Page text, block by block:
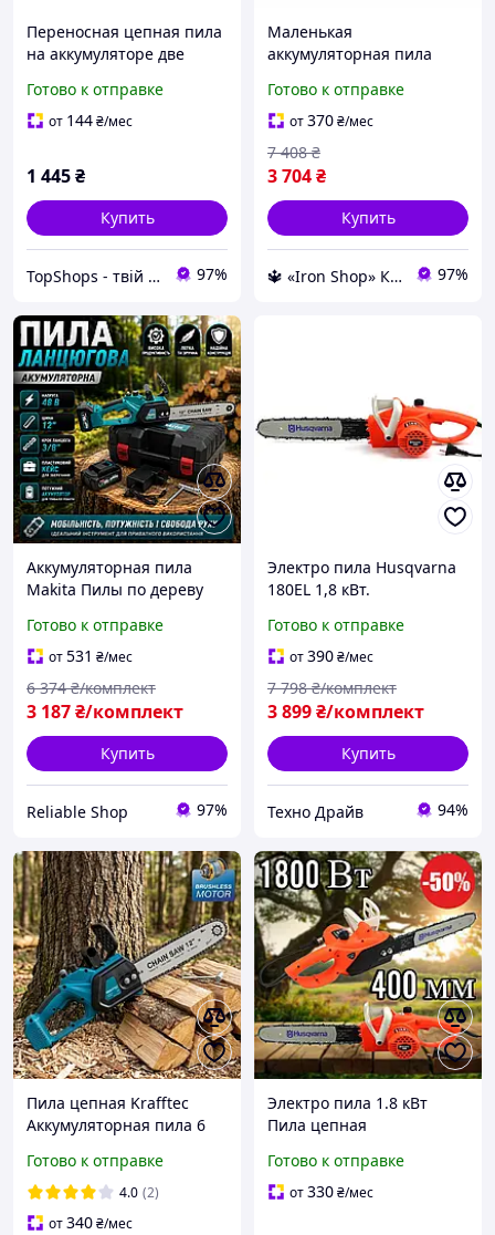
Переносная цепная пила
на аккумуляторе две
Электропилы для дома,
Электро пила на
Готово к отправке
от 144₴/мес
1 445₴
Купить
TopShops - твій інтернет магазин 97%
Маленькая
аккумуляторная пила
для домашнего
использования сада
Електропила пила-16
Готово к отправке
от370₴/мес
3 704₴
7 408 ₴
Купить
🔱 «Iron Shop» Компетентность! Качество товара! Быстрая отправка! ✅ 97%
Аккумуляторная пила
Makita Пилы по дереву
5 Ah Электрическая
цепная пила для
заготовки дров (Электро
пила)
Готово к отправке
от531 ₴/мес
3 187₴/комплект
6 374 ₴/комплект
Купить
Reliable Shop 97%
Электро пила Husqvarna
180EL 1,8 кВт.
пилка. Электропила
Готово к отправке
от390₴/мес
3 899₴/комплект
7 798 ₴/комплект
Купить
Техно Драйв 94%
Пила цепная Krafftec
Аккумуляторная пила 6
аккумуляторах для дома
(Садовая аккумуляторная
пила) Электро пила
Готово к отправке
4.0 (2)
от340₴/мес
Электро пила 1.8 кВт
Пила цепная
Электропила по дереву
13 м/сек Цепные
Готово к отправке
от330₴/мес